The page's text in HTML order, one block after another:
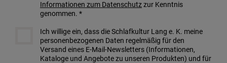
Informationen zum Datenschutzzur Kenntnis
genommen. *
Ich willige ein, dass die Schlafkultur Lang e. K. meine
personenbezogenen Daten regelmäßig für den
Versand eines E-Mail-Newsletters (Informationen,
Kataloge und Angebote zu unseren Produkten) und für